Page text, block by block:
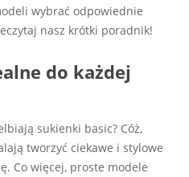
wybrać odpowiednie
nasz krótki poradnik!
do każdej
sukienki basic? Cóż,
tworzyć ciekawe i stylowe
Co więcej, proste modele